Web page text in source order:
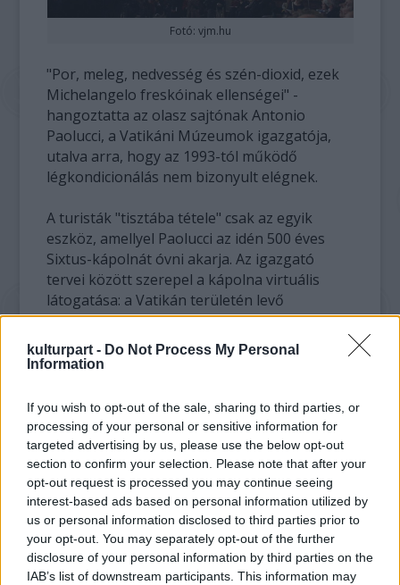
kulturpart - Do Not Process My Personal
Information
If you wish to opt-out of the sale, sharing to third parties, or
processing of your personal or sensitive information for
targeted advertising by us, please use the below opt-out
section to confirm your selection. Please note that after your
opt-out request is processed you may continue seeing
interest-based ads based on personal information utilized by
us or personal information disclosed to third parties prior to
your opt-out. You may separately opt-out of the further
disclosure of your personal information by third parties on the
IAB’s list of downstream participants. This information may
Fotó: vjm.hu
"Por, meleg, nedvesség és szén-dioxid, ezek
Michelangelo freskóinak ellenségei" -
hangoztatta az olasz sajtónak Antonio
Paolucci, a Vatikáni Múzeumok igazgatója,
utalva arra, hogy az 1993-tól működő
légkondicionálás nem bizonyult elégnek.
A turisták "tisztába tétele" csak az egyik
eszköz, amellyel Paolucci az idén 500 éves
Sixtus-kápolnát óvni akarja. Az igazgató
tervei között szerepel a kápolna virtuális
látogatása: a Vatikán területén levő
teniszpályákon óriássátrat emelnek fel,
amelyben multimediális idegenvezetés
magyarázza el a kápolnában látható összes
"Ez nem helyettesítené az igazi látogatást, de
a Sixtus-kápolna nem múzeum, és nem bírja
ki, hogy évente több mint ötmillió turista
álljon benne órákon keresztül. A virtuális
bevezetővel előre tudnák, mit kell
megnézniük a kápolnában és ez
felgyorsíthatja a turisták áthaladását" -
hangoztatta Paolucci.